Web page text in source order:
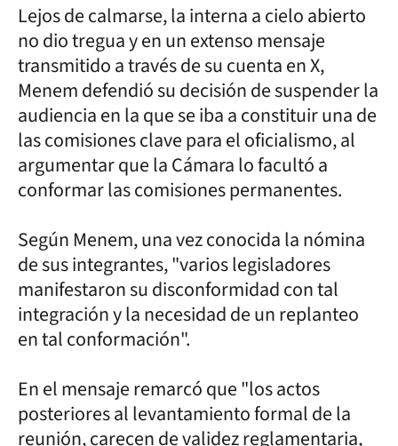
Lejos de calmarse, la interna a cielo abierto
no dio tregua y en un extenso mensaje
transmitido a través de su cuenta en X,
Menem defendió su decisión de suspender la
audiencia en la que se iba a constituir una de
las comisiones clave para el oficialismo, al
argumentar que la Cámara lo facultó a
conformar las comisiones permanentes.
Según Menem, una vez conocida la nómina
de sus integrantes, "varios legisladores
manifestaron su disconformidad con tal
integración y la necesidad de un replanteo
en tal conformación".
En el mensaje remarcó que "los actos
posteriores al levantamiento formal de la
reunión, carecen de validez reglamentaria,